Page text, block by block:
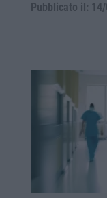
Pubblicato il: